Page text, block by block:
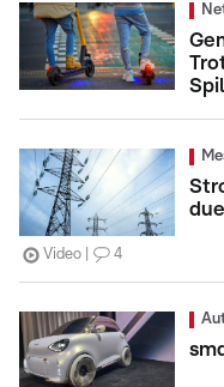
Video 4